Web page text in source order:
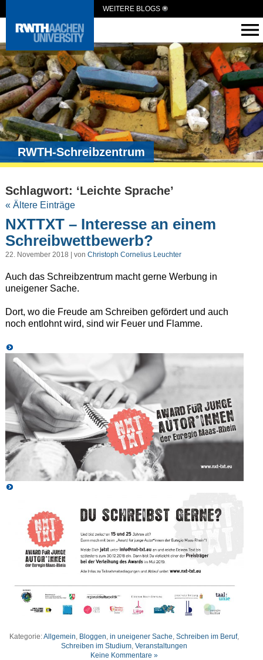
WEITERE BLOGS
RWTH-Schreibzentrum
Schlagwort: ‘Leichte Sprache’
« Ältere Einträge
NXTTXT – Interesse an einem
Schreibwettbewerb?
22. November 2018 | von Christoph Cornelius Leuchter
Auch das Schreibzentrum macht gerne Werbung in
uneigener Sache.
Dort, wo die Freude am Schreiben gefördert und auch
noch entlohnt wird, sind wir Feuer und Flamme.
Kategorie:Allgemein, Bloggen,in uneigener Sache,Schreiben im Beruf,
Schreiben im Studium,Veranstaltungen
Keine Kommentare »